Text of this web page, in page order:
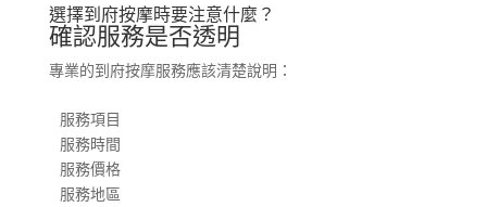
選擇到府按摩時要注意什麼？
確認服務是否透明
專業的到府按摩服務應該清楚說明：
服務項目
服務時間
服務價格
服務地區